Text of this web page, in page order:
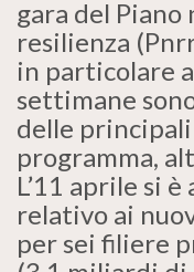
gara del Piano
resilienza
in particolare
settimane
delle
programma,
L’11 aprile si
relativo ai
per sei filiere